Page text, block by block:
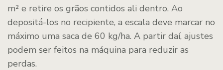
m² e retire os grãos contidos ali dentro. Ao
depositá-los no recipiente, a escala deve marcar no
máximo uma saca de 60 kg/ha. A partir daí, ajustes
podem ser feitos na máquina para reduzir as
perdas.